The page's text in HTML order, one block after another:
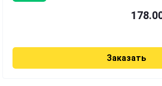
Заказать